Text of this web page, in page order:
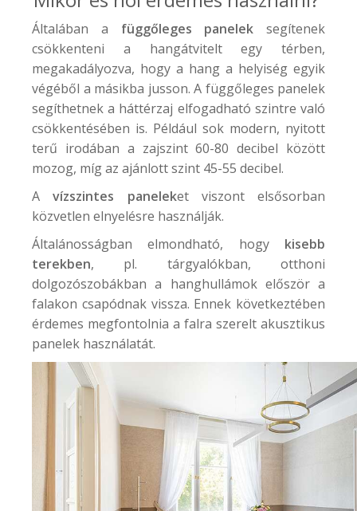
Általában a függőleges panelek segítenek
csökkenteni a hangátvitelt egy térben,
megakadályozva, hogy a hang a helyiség egyik
végéből a másikba jusson. A függőleges panelek
segíthetnek a háttérzaj elfogadható szintre való
csökkentésében is. Például sok modern, nyitott
terű irodában a zajszint 60-80 decibel között
mozog, míg az ajánlott szint 45-55 decibel.
Avízszintes paneleket viszont elsősorban
közvetlen elnyelésre használják.
Általánosságban elmondható, hogy kisebb
terekben, pl. tárgyalókban, otthoni
dolgozószobákban a hanghullámok először a
falakon csapódnak vissza. Ennek következtében
érdemes megfontolnia a falra szerelt akusztikus
panelek használatát.